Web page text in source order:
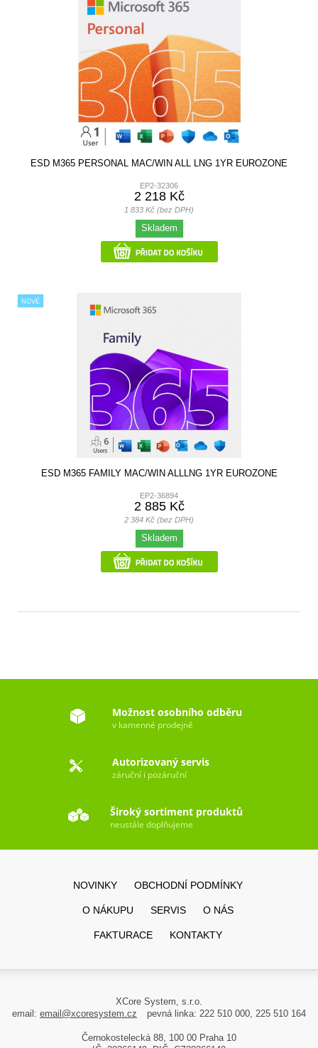
ESD M365 PERSONAL MAC/WIN ALL LNG 1YR EUROZONE
EP2-32306
2 218 Kč
1 833 Kč (bez DPH)
Skladem
NOVÉ
ESD M365 FAMILY MAC/WIN ALLLNG 1YR EUROZONE
EP2-36894
2 885 Kč
2 384 Kč (bez DPH)
Skladem
Možnost osobního odběru
v kamenné prodejně
Autorizovaný servis
záruční i pozáruční
Široký sortiment produktů
neustále doplňujeme
NOVINKY OBCHODNÍ PODMÍNKY
O NÁKUPU SERVIS O NÁS
FAKTURACE KONTAKTY
XCore System, s.r.o.
email: email@xcoresystem.cz pevná linka: 222 510 000, 225 510 164
Černokostelecká 88, 100 00 Praha 10